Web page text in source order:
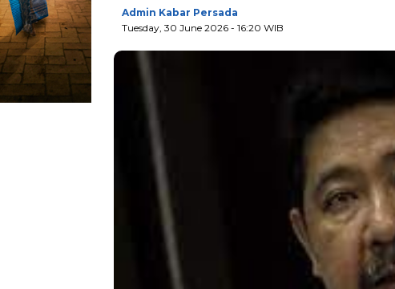
Admin Kabar Persada
Tuesday, 30 June 2026 - 16:20 WIB